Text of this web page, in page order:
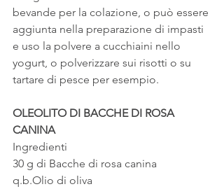
bevande per la colazione, o può essere
aggiunta nella preparazione di impasti
e uso la polvere a cucchiaini nello
yogurt, o polverizzare sui risotti o su
tartare di pesce per esempio.
OLEOLITO DI BACCHE DI ROSA
CANINA
Ingredienti
30 g di Bacche di rosa canina
q.b.Olio di oliva